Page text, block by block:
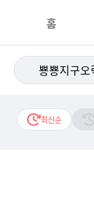
홈
최신순